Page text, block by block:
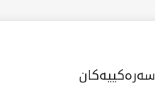
سەرەکییەکان